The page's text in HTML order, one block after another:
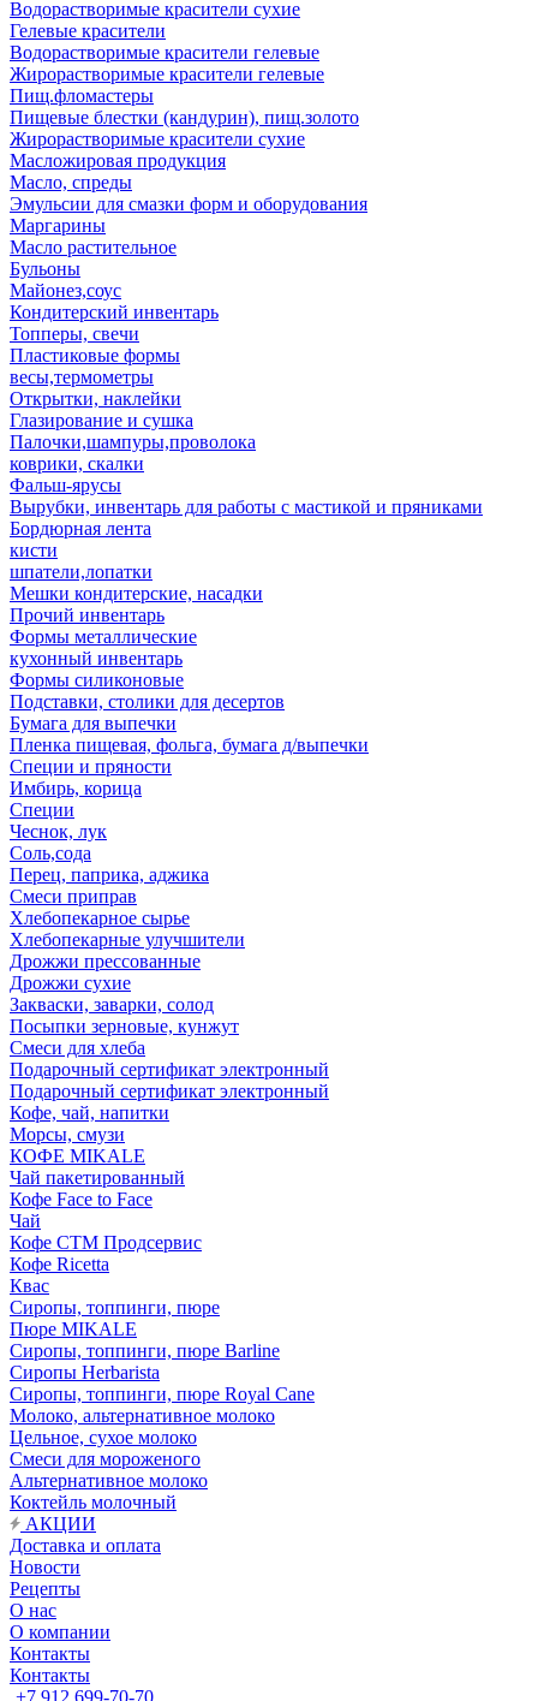
Водорастворимые красители сухие
Гелевые красители
Водорастворимые красители гелевые
Жирорастворимые красители гелевые
Пищ.фломастеры
Пищевые блестки (кандурин), пищ.золото
Жирорастворимые красители сухие
Масложировая продукция
Масло, спреды
Эмульсии для смазки форм и оборудования
Маргарины
Масло растительное
Бульоны
Майонез,соус
Кондитерский инвентарь
Топперы, свечи
Пластиковые формы
весы,термометры
Открытки, наклейки
Глазирование и сушка
Палочки,шампуры,проволока
коврики, скалки
Фальш-ярусы
Вырубки, инвентарь для работы с мастикой и пряниками
Бордюрная лента
кисти
шпатели,лопатки
Мешки кондитерские, насадки
Прочий инвентарь
Формы металлические
кухонный инвентарь
Формы силиконовые
Подставки, столики для десертов
Бумага для выпечки
Пленка пищевая, фольга, бумага д/выпечки
Специи и пряности
Имбирь, корица
Специи
Чеснок, лук
Соль,сода
Перец, паприка, аджика
Смеси приправ
Хлебопекарное сырье
Хлебопекарные улучшители
Дрожжи прессованные
Дрожжи сухие
Закваски, заварки, солод
Посыпки зерновые, кунжут
Смеси для хлеба
Подарочный сертификат электронный
Подарочный сертификат электронный
Кофе, чай, напитки
Морсы, смузи
КОФЕ MIKALE
Чай пакетированный
Кофе Face to Face
Чай
Кофе СТМ Продсервис
Кофе Ricetta
Квас
Сиропы, топпинги, пюре
Пюре MIKALE
Сиропы, топпинги, пюре Barline
Сиропы Herbarista
Сиропы, топпинги, пюре Royal Cane
Молоко, альтернативное молоко
Цельное, сухое молоко
Смеси для мороженого
Альтернативное молоко
Коктейль молочный
АКЦИИ
Доставка и оплата
Новости
Рецепты
О нас
О компании
Контакты
Контакты
+7 912 699-70-70